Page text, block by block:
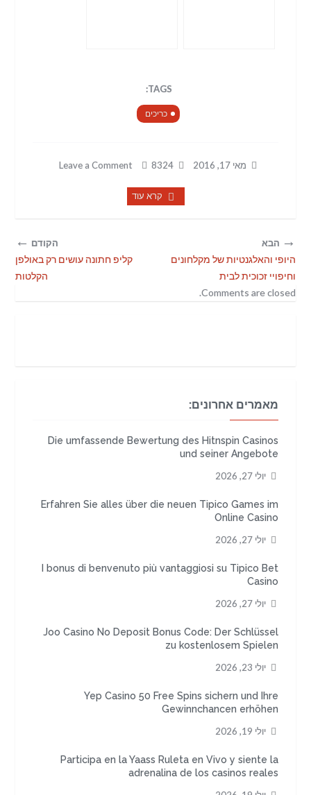
TAGS:
כריכים
מאי 17, 2016 Leave a Comment 8324
קרא עוד
← הקודם
קליפ חתונה עושים רק באולפן
הקלטות
→
היופי והאלגנטיות של מקלחונים
וחיפויי זכוכית לבית
Comments are closed.
מאמרים אחרונים:
Die umfassende Bewertung des Hitnspin Casinos
und seiner Angebote
יולי 27, 2026
Erfahren Sie alles über die neuen Tipico Games im
Online Casino
יולי 27, 2026
I bonus di benvenuto più vantaggiosi su Tipico Bet
Casino
יולי 27, 2026
Joo Casino No Deposit Bonus Code: Der Schlüssel
zu kostenlosem Spielen
יולי 23, 2026
Yep Casino 50 Free Spins sichern und Ihre
Gewinnchancen erhöhen
יולי 19, 2026
Participa en la Yaass Ruleta en Vivo y siente la
adrenalina de los casinos reales